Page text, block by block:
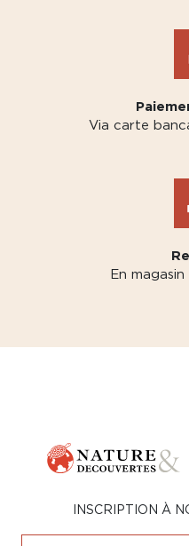
Via carte
En
INSCRIPTION À